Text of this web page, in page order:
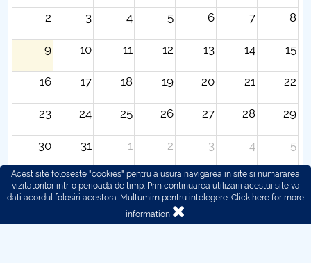
2 3 4 5 6 7 8
9 10 11 12 13 14 15
16 17 18 19 20 21 22
23 24 25 26 27 28 29
30 31 1 2 3 4 5
Acest site foloseste "cookies" pentru a usura navigarea in site si numararea
vizitatorilor intr-o perioada de timp. Prin continuarea utilizarii acestui site va
dati acordul folosiri acestora. Multumim pentru intelegere. Click here for more
information